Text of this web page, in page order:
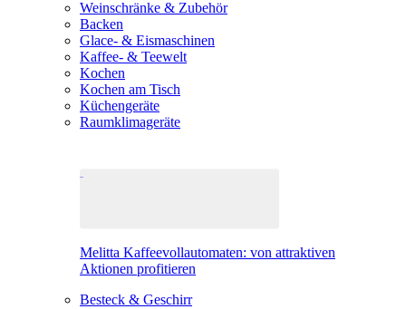
Weinschränke & Zubehör
Backen
Glace- & Eismaschinen
Kaffee- & Teewelt
Kochen
Kochen am Tisch
Küchengeräte
Raumklimageräte
Melitta Kaffeevollautomaten: von attraktiven
Aktionen profitieren
Besteck & Geschirr